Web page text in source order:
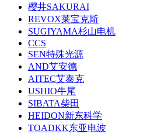
樱井SAKURAI
REVOX莱宝克斯
SUGIYAMA杉山电机
CCS
SEN特殊光源
AND艾安德
AITEC艾泰克
USHIO牛尾
SIBATA柴田
HEIDON新东科学
TOADKK东亚电波